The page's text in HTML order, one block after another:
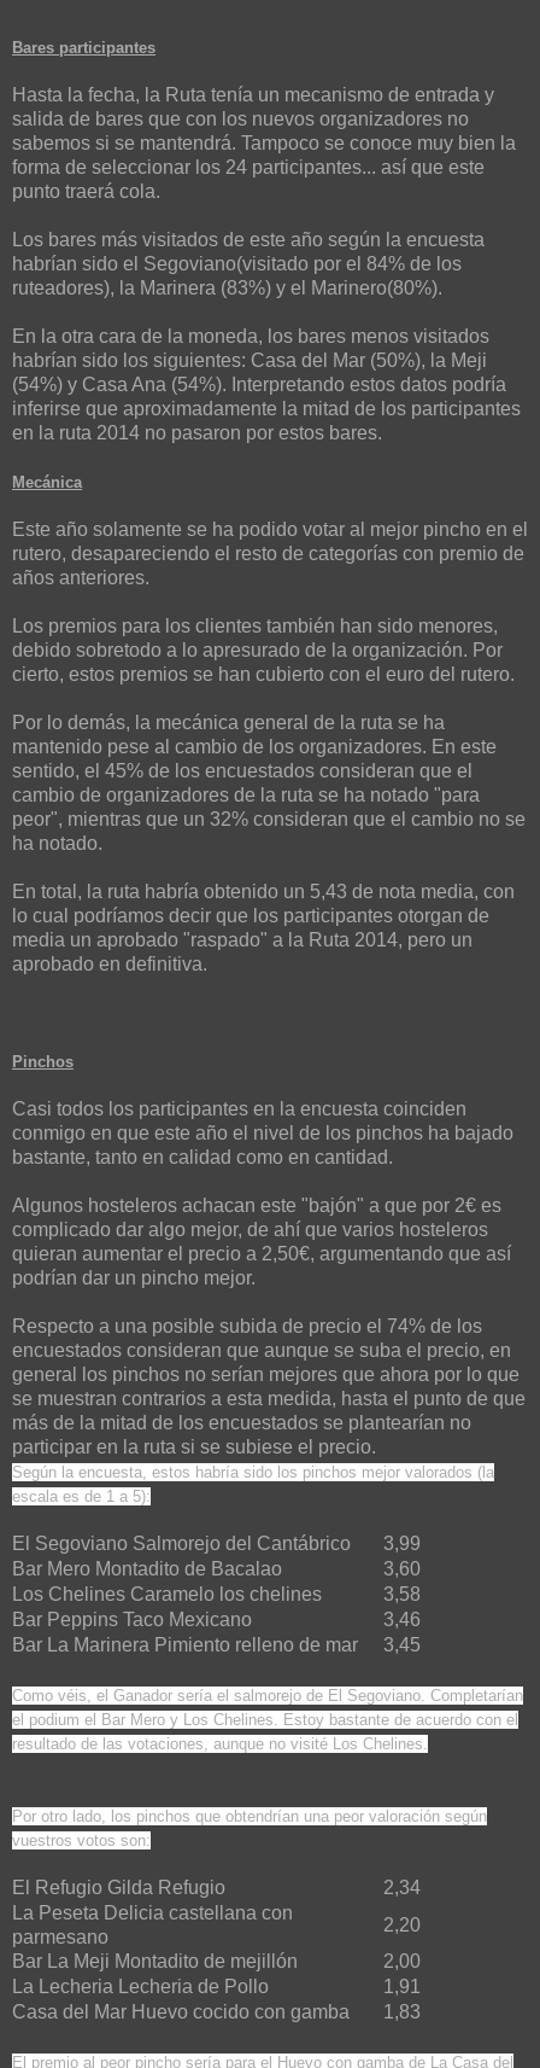
Bares participantes
Hasta la fecha, la Ruta tenía un mecanismo de entrada y
salida de bares que con los nuevos organizadores no
sabemos si se mantendrá. Tampoco se conoce muy bien la
forma de seleccionar los 24 participantes... así que este
punto traerá cola.
Los bares más visitados de este año según la encuesta
habrían sido el Segoviano(visitado por el 84% de los
ruteadores), la Marinera (83%) y el Marinero(80%).
En la otra cara de la moneda, los bares menos visitados
habrían sido los siguientes: Casa del Mar (50%), la Meji
(54%) y Casa Ana (54%). Interpretando estos datos podría
inferirse que aproximadamente la mitad de los participantes
en la ruta 2014 no pasaron por estos bares.
Mecánica
Este año solamente se ha podido votar al mejor pincho en el
rutero, desapareciendo el resto de categorías con premio de
años anteriores.
Los premios para los clientes también han sido menores,
debido sobretodo a lo apresurado de la organización. Por
cierto, estos premios se han cubierto con el euro del rutero.
Por lo demás, la mecánica general de la ruta se ha
mantenido pese al cambio de los organizadores. En este
sentido, el 45% de los encuestados consideran que el
cambio de organizadores de la ruta se ha notado "para
peor", mientras que un 32% consideran que el cambio no se
ha notado.
En total, la ruta habría obtenido un 5,43 de nota media, con
lo cual podríamos decir que los participantes otorgan de
media un aprobado "raspado" a la Ruta 2014, pero un
aprobado en definitiva.
Pinchos
Casi todos los participantes en la encuesta coinciden
conmigo en que este año el nivel de los pinchos ha bajado
bastante, tanto en calidad como en cantidad.
Algunos hosteleros achacan este "bajón" a que por 2€ es
complicado dar algo mejor, de ahí que varios hosteleros
quieran aumentar el precio a 2,50€, argumentando que así
podrían dar un pincho mejor.
Respecto a una posible subida de precio el 74% de los
encuestados consideran que aunque se suba el precio, en
general los pinchos no serían mejores que ahora por lo que
se muestran contrarios a esta medida, hasta el punto de que
más de la mitad de los encuestados se plantearían no
participar en la ruta si se subiese el precio.
Según la encuesta, estos habría sido los pinchos mejor valorados (la
escala es de 1 a 5):
El Segoviano Salmorejo del Cantábrico
3,99
Bar Mero Montadito de Bacalao
3,60
Los Chelines Caramelo los chelines
3,58
Bar Peppins Taco Mexicano
3,46
Bar La Marinera Pimiento relleno de mar
3,45
Como véis, el Ganador sería el salmorejo de El Segoviano. Completarían
el podium el Bar Mero y Los Chelines. Estoy bastante de acuerdo con el
resultado de las votaciones, aunque no visité Los Chelines.
Por otro lado, los pinchos que obtendrían una peor valoración según
vuestros votos son:
El Refugio Gilda Refugio
2,34
La Peseta Delicia castellana con
parmesano
2,20
Bar La Meji Montadito de mejillón
2,00
La Lecheria Lecheria de Pollo
1,91
Casa del Mar Huevo cocido con gamba
1,83
El premio al peor pincho sería para el Huevo con gamba de La Casa del